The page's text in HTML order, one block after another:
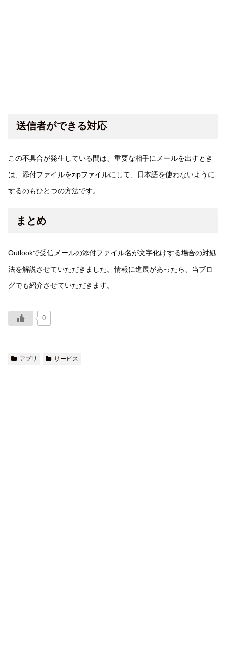
送信者ができる対応
この不具合が発生している間は、重要な相手にメールを出すとき
は、添付ファイルをzipファイルにして、日本語を使わないように
するのもひとつの方法です。
まとめ
Outlookで受信メールの添付ファイル名が文字化けする場合の対処
法を解説させていただきました。情報に進展があったら、当ブロ
グでも紹介させていただきます。
0
アプリ サービス